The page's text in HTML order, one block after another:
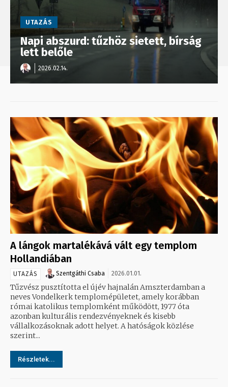
UTAZÁS
Napi abszurd: tűzhöz sietett, bírság
lett belőle
2026.02.14.
A lángok martalékává vált egy templom
Hollandiában
UTAZÁS Szentgáthi Csaba 2026.01.01.
Tűzvész pusztította el újév hajnalán Amszterdamban a
neves Vondelkerk templomépületet, amely korábban
római katolikus templomként működött, 1977 óta
azonban kulturális rendezvényeknek és kisebb
vállalkozásoknak adott helyet. A hatóságok közlése
szerint...
Részletek...